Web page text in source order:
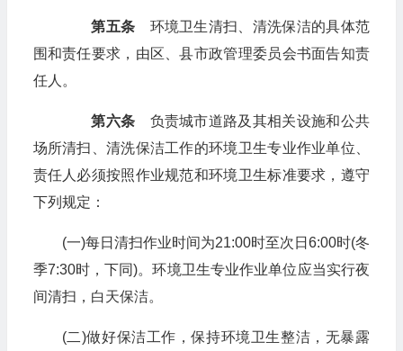
第五条 环境卫生清扫、清洗保洁的具体范
围和责任要求，由区、县市政管理委员会书面告知责
任人。
第六条 负责城市道路及其相关设施和公共
场所清扫、清洗保洁工作的环境卫生专业作业单位、
责任人必须按照作业规范和环境卫生标准要求，遵守
下列规定：
(一)每日清扫作业时间为21:00时至次日6:00时(冬
季7:30时，下同)。环境卫生专业作业单位应当实行夜
间清扫，白天保洁。
(二)做好保洁工作，保持环境卫生整洁，无暴露